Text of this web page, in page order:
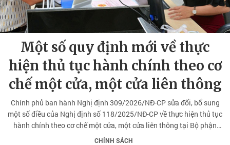
Một số quy định mới về thực
hiện thủ tục hành chính theo cơ
chế một cửa, một cửa liên thông
Chính phủ ban hành Nghị định 309/2026/NĐ-CP sửa đổi, bổ sung
một số điều của Nghị định số 118/2025/NĐ-CP về thực hiện thủ tục
hành chính theo cơ chế một cửa, một cửa liên thông tại Bộ phận
Một cửa và cổng Dịch vụ công quốc gia, được sửa đổi, bổ sung bởi
CHÍNH SÁCH